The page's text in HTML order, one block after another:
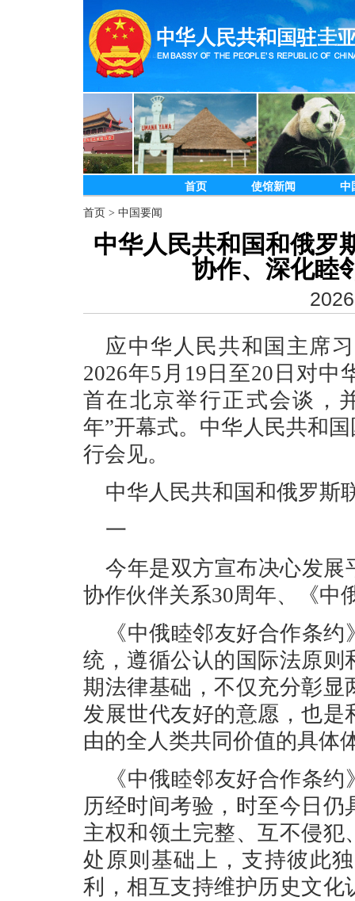
首页 使馆新闻 中
首页 > 中国要闻
中华人民共和国和俄罗
协作、深化睦
应中华人民共和国主席
2026年5月19日至20日对
首在北京举行正式会谈，
年”开幕式。中华人民共和
行会见。
中华人民共和国和俄罗斯
一
今年是双方宣布决心发展
协作伙伴关系30周年、《中
《中俄睦邻友好合作条
统，遵循公认的国际法原
期法律基础，不仅充分彰
发展世代友好的意愿，也
由的全人类共同价值的具体
《中俄睦邻友好合作条
历经时间考验，时至今日
主权和领土完整、互不侵
处原则基础上，支持彼此
利，相互支持维护历史文